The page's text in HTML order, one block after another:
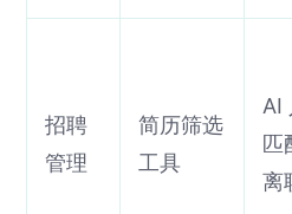
招聘
管理
简历筛选
工具
AI
匹
离